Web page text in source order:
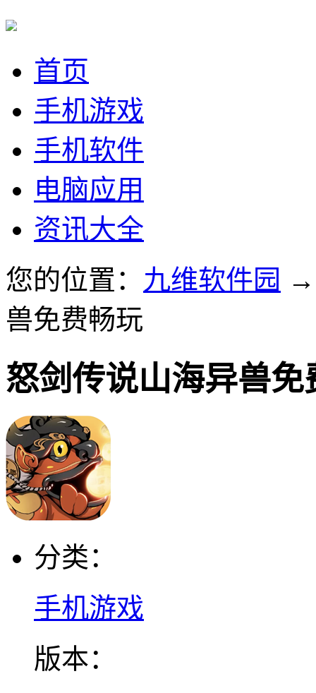
首页
手机游戏
手机软件
电脑应用
资讯大全
您的位置： 九维软件园
兽免费畅玩
怒剑传说山海异兽免
分类：
手机游戏
版本：